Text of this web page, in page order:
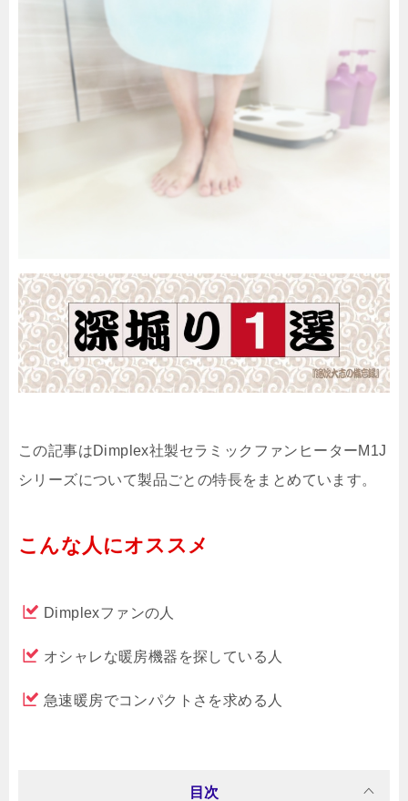
この記事はDimplex社製セラミックファンヒーターM1J
シリーズについて製品ごとの特長をまとめています。
こんな人にオススメ
Dimplexファンの人
オシャレな暖房機器を探している人
急速暖房でコンパクトさを求める人
目次